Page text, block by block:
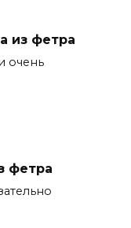
из фетра
очень
фетра